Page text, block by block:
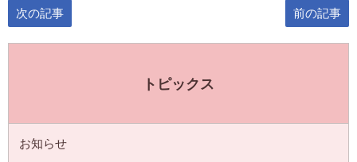
次の記事 前の記事
トピックス
お知らせ